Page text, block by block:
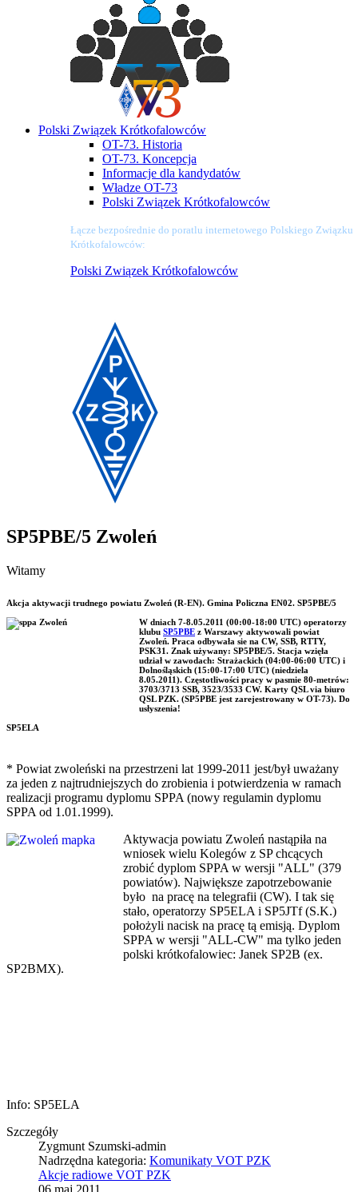
Polski Związek Krótkofalowców
OT-73. Historia
OT-73. Koncepcja
Informacje dla kandydatów
Władze OT-73
Polski Związek Krótkofalowców
Łącze bezpośrednie do poratlu internetowego Polskiego Związku
Krótkofalowców:
Polski Związek Krótkofalowców
SP5PBE/5 Zwoleń
Witamy
Akcja aktywacji trudnego powiatu Zwoleń (R-EN). Gmina Policzna EN02. SP5PBE/5
W dniach 7-8.05.2011 (00:00-18:00 UTC) operatorzy
klubu SP5PBE z Warszawy aktywowali powiat
Zwoleń. Praca odbywała sie na CW, SSB, RTTY,
PSK31. Znak używany: SP5PBE/5. Stacja wzięła
udział w zawodach: Strażackich (04:00-06:00 UTC) i
Dolnośląskich (15:00-17:00 UTC) (niedziela
8.05.2011). Częstotliwości pracy w pasmie 80-metrów:
3703/3713 SSB, 3523/3533 CW. Karty QSL via biuro
QSL PZK. (SP5PBE jest zarejestrowany w OT-73). Do
usłyszenia!
SP5ELA
* Powiat zwoleński na przestrzeni lat 1999-2011 jest/był uważany
za jeden z najtrudniejszych do zrobienia i potwierdzenia w ramach
realizacji programu dyplomu SPPA (nowy regulamin dyplomu
SPPA od 1.01.1999).
Aktywacja powiatu Zwoleń nastąpiła na
wniosek wielu Kolegów z SP chcących
zrobić dyplom SPPA w wersji "ALL" (379
powiatów). Największe zapotrzebowanie
było na pracę na telegrafii (CW). I tak się
stało, operatorzy SP5ELA i SP5JTf (S.K.)
położyli nacisk na pracę tą emisją. Dyplom
SPPA w wersji "ALL-CW" ma tylko jeden
polski krótkofalowiec: Janek SP2B (ex.
SP2BMX).
Info: SP5ELA
Szczegóły
Zygmunt Szumski-admin
Nadrzędna kategoria: Komunikaty VOT PZK
Akcje radiowe VOT PZK
06 maj 2011